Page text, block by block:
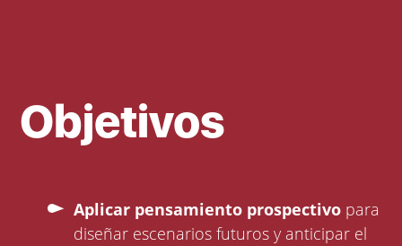
Objetivos
Aplicar pensamiento prospectivo para
diseñar escenarios futuros y anticipar el